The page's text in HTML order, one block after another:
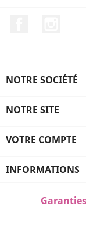
NOTRE SOCIÉTÉ
NOTRE SITE
VOTRE COMPTE
INFORMATIONS